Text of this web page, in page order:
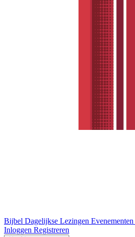
Bijbel Dagelijkse Lezingen Evenementen
Inloggen Registreren